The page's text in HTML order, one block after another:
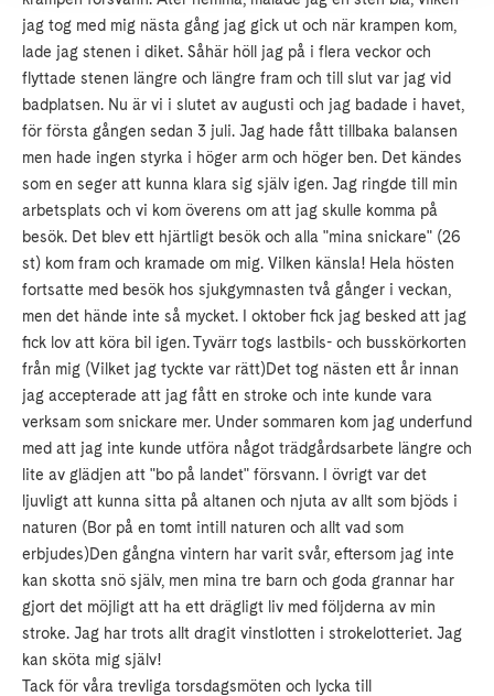
jag tog med mig nästa gång jag gick ut och när krampen kom,
lade jag stenen i diket. Såhär höll jag på i flera veckor och
flyttade stenen längre och längre fram och till slut var jag vid
badplatsen. Nu är vi i slutet av augusti och jag badade i havet,
för första gången sedan 3 juli. Jag hade fått tillbaka balansen
men hade ingen styrka i höger arm och höger ben. Det kändes
som en seger att kunna klara sig själv igen. Jag ringde till min
arbetsplats och vi kom överens om att jag skulle komma på
besök. Det blev ett hjärtligt besök och alla "mina snickare" (26
st) kom fram och kramade om mig. Vilken känsla! Hela hösten
fortsatte med besök hos sjukgymnasten två gånger i veckan,
men det hände inte så mycket. I oktober fick jag besked att jag
fick lov att köra bil igen. Tyvärr togs lastbils- och busskörkorten
från mig (Vilket jag tyckte var rätt)Det tog nästen ett år innan
jag accepterade att jag fått en stroke och inte kunde vara
verksam som snickare mer. Under sommaren kom jag underfund
med att jag inte kunde utföra något trädgårdsarbete längre och
lite av glädjen att "bo på landet" försvann. I övrigt var det
ljuvligt att kunna sitta på altanen och njuta av allt som bjöds i
naturen (Bor på en tomt intill naturen och allt vad som
erbjudes)Den gångna vintern har varit svår, eftersom jag inte
kan skotta snö själv, men mina tre barn och goda grannar har
gjort det möjligt att ha ett drägligt liv med följderna av min
stroke. Jag har trots allt dragit vinstlotten i strokelotteriet. Jag
kan sköta mig själv!
Tack för våra trevliga torsdagsmöten och lycka till